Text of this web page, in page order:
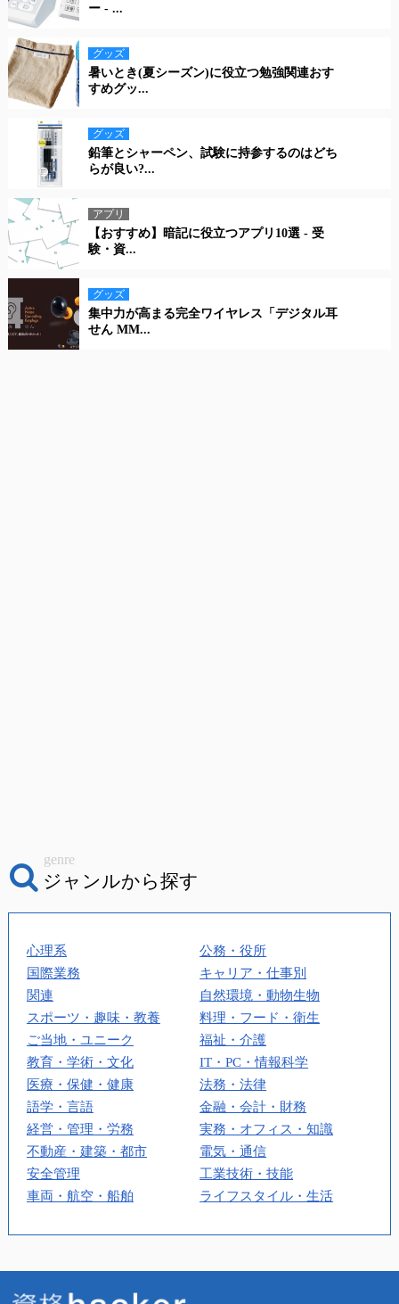
ー - ...
グッズ
暑いとき(夏シーズン)に役立つ勉強関連おす
すめグッ...
グッズ
鉛筆とシャーペン、試験に持参するのはどち
らが良い?...
アプリ
【おすすめ】暗記に役立つアプリ10選 - 受
験・資...
グッズ
集中力が高まる完全ワイヤレス「デジタル耳
せん MM...
ジャンルから探す
genre
心理系
公務・役所
国際業務
キャリア・仕事別
関連
自然環境・動物生物
スポーツ・趣味・教養
料理・フード・衛生
ご当地・ユニーク
福祉・介護
教育・学術・文化
IT・PC・情報科学
医療・保健・健康
法務・法律
語学・言語
金融・会計・財務
経営・管理・労務
実務・オフィス・知識
不動産・建築・都市
電気・通信
安全管理
工業技術・技能
車両・航空・船舶
ライフスタイル・生活